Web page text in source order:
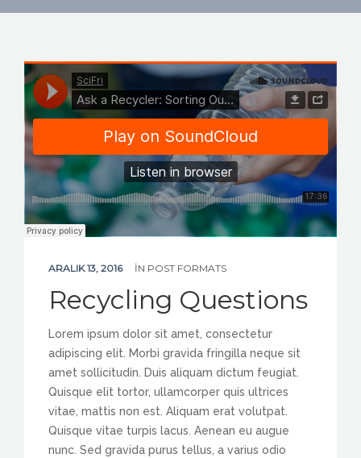
ARALIK 13, 2016 IN POST FORMATS
Recycling Questions
Lorem ipsum dolor sit amet, consectetur
adipiscing elit. Morbi gravida fringilla neque sit
amet sollicitudin. Duis aliquam dictum feugiat.
Quisque elit tortor, ullamcorper quis ultrices
vitae, mattis non est. Aliquam erat volutpat.
Quisque vitae turpis lacus. Aenean eu augue
nunc. Sed gravida purus tellus, a varius odio